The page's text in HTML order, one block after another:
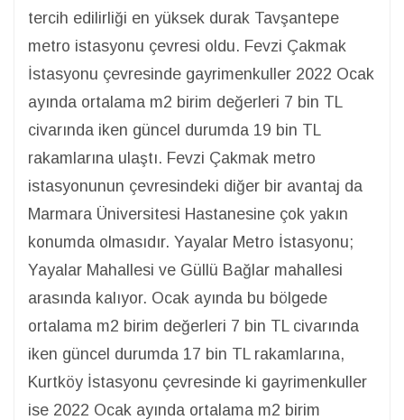
tercih edilirliği en yüksek durak Tavşantepe
metro istasyonu çevresi oldu. Fevzi Çakmak
İstasyonu çevresinde gayrimenkuller 2022 Ocak
ayında ortalama m2 birim değerleri 7 bin TL
civarında iken güncel durumda 19 bin TL
rakamlarına ulaştı. Fevzi Çakmak metro
istasyonunun çevresindeki diğer bir avantaj da
Marmara Üniversitesi Hastanesine çok yakın
konumda olmasıdır. Yayalar Metro İstasyonu;
Yayalar Mahallesi ve Güllü Bağlar mahallesi
arasında kalıyor. Ocak ayında bu bölgede
ortalama m2 birim değerleri 7 bin TL civarında
iken güncel durumda 17 bin TL rakamlarına,
Kurtköy İstasyonu çevresinde ki gayrimenkuller
ise 2022 Ocak ayında ortalama m2 birim